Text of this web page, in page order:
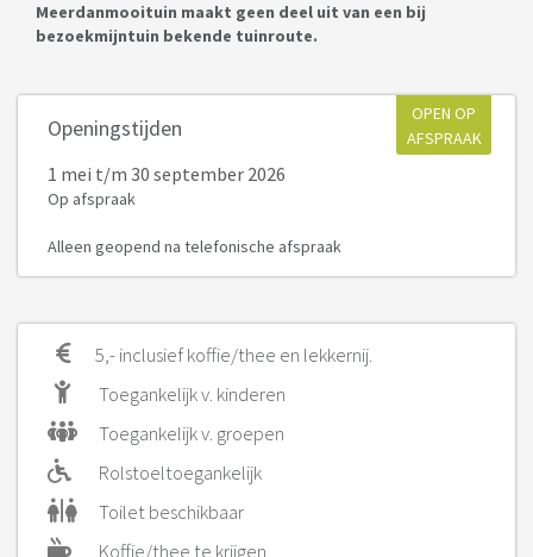
Meerdanmooituin maakt geen deel uit van een bij
bezoekmijntuin bekende tuinroute.
Openingstijden
OPEN OP
AFSPRAAK
1 mei t/m 30 september 2026
Op afspraak
Alleen geopend na telefonische afspraak
5,- inclusief koffie/thee en lekkernij.
Toegankelijk v. kinderen
Toegankelijk v. groepen
Rolstoeltoegankelijk
Toilet beschikbaar
Koffie/thee te krijgen